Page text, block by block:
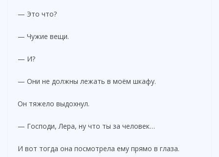
— Это что?
— Чужие вещи.
— И?
— Они не должны лежать в моём шкафу.
Он тяжело выдохнул.
— Господи, Лера, ну что ты за человек…
И вот тогда она посмотрела ему прямо в глаза.